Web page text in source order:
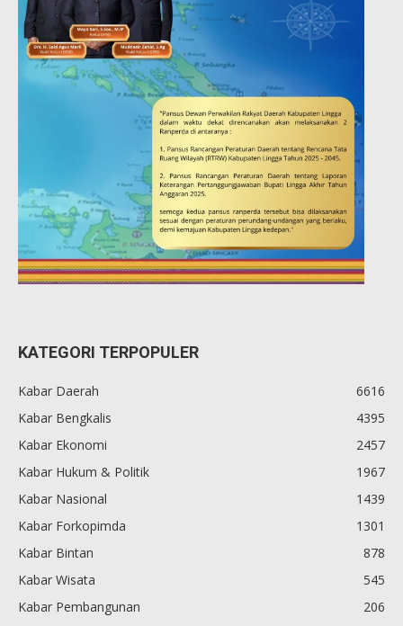
KATEGORI TERPOPULER
Kabar Daerah
6616
Kabar Bengkalis
4395
Kabar Ekonomi
2457
Kabar Hukum & Politik
1967
Kabar Nasional
1439
Kabar Forkopimda
1301
Kabar Bintan
878
Kabar Wisata
545
Kabar Pembangunan
206